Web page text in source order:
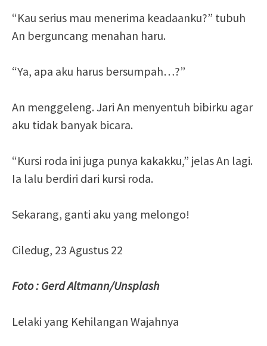
“Kau serius mau menerima keadaanku?” tubuh
An berguncang menahan haru.
“Ya, apa aku harus bersumpah…?”
An menggeleng. Jari An menyentuh bibirku agar
aku tidak banyak bicara.
“Kursi roda ini juga punya kakakku,” jelas An lagi.
Ia lalu berdiri dari kursi roda.
Sekarang, ganti aku yang melongo!
Ciledug, 23 Agustus 22
Foto : Gerd Altmann/Unsplash
Lelaki yang Kehilangan Wajahnya